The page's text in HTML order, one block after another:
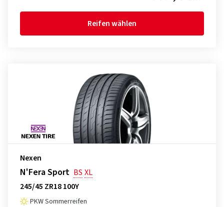
Reifen wählen
Nexen
N'Fera Sport BS XL
245/45 ZR18 100Y
PKW Sommerreifen